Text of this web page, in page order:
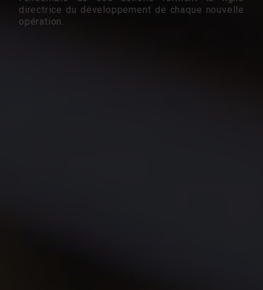
directrice du développement de chaque nouvelle
opération.